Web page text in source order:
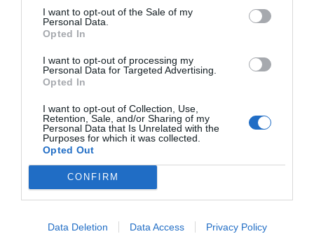
I want to opt-out of the Sale of my
Personal Data.
Opted In
I want to opt-out of processing my
Personal Data for Targeted Advertising.
Opted In
I want to opt-out of Collection, Use,
Retention, Sale, and/or Sharing of my
Personal Data that Is Unrelated with the
Purposes for which it was collected.
Opted Out
CONFIRM
Data Deletion Data Access Privacy Policy
cau fins al 0,93% delde 3.500 MEUR anuals
ELS MÉS LLEGITS